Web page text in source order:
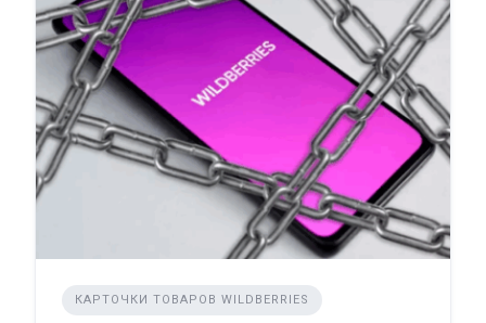
КАРТОЧКИ ТОВАРОВ WILDBERRIES